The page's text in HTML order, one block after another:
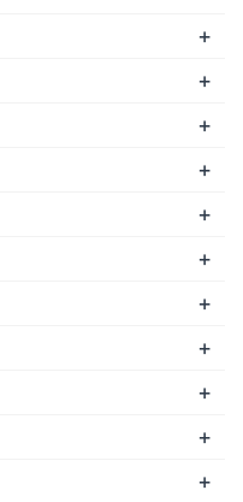
+
+
+
+
+
+
+
+
+
+
+